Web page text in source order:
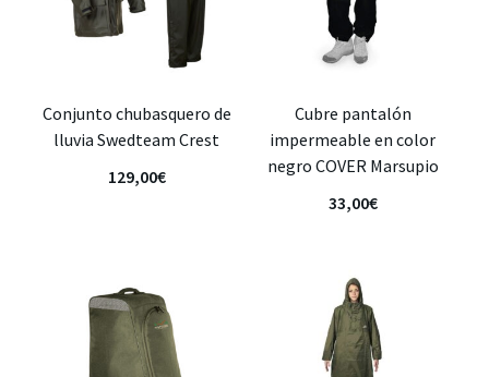
Conjunto chubasquero de
lluvia Swedteam Crest
129,00€
Cubre pantalón
impermeable en color
negro COVER Marsupio
33,00€